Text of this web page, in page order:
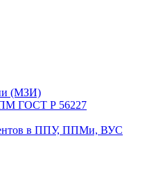
(МЗИ)
ГОСТ Р 56227
в ППУ, ППМи, ВУС